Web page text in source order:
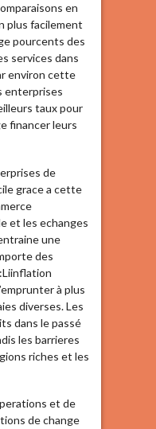
en
plus facilement
pourcents des
services dans
environ cette
enterprises
taux pour
financer leurs
de
grace a cette
et les echanges
une
des
à plus
diverses. Les
dans le passé
les barrieres
riches et les
et de
de change